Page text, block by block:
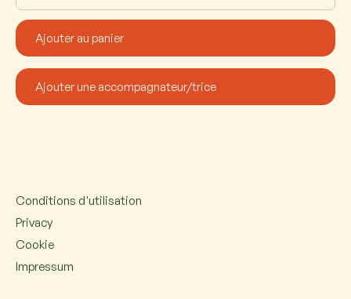
Conditions d'utilisation
Privacy
Cookie
Impressum